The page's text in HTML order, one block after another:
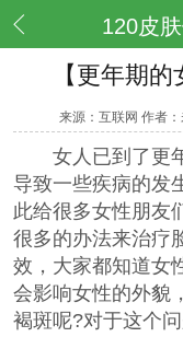
120皮
【更年期
来源：互联网 作者
女人已到了更年
导致一些疾病的发
此给很多女性朋友
很多的办法来治疗
效，大家都知道女
会影响女性的外貌
褐斑呢?对于这个